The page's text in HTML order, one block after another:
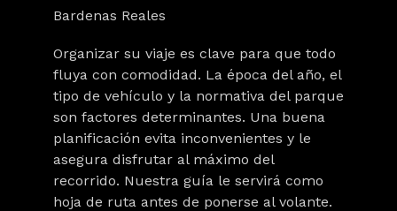
Bardenas Reales
Organizar su viaje es clave para que todo
fluya con comodidad. La época del año, el
tipo de vehículo y la normativa del parque
son factores determinantes. Una buena
planificación evita inconvenientes y le
asegura disfrutar al máximo del
recorrido. Nuestra guía le servirá como
hoja de ruta antes de ponerse al volante.